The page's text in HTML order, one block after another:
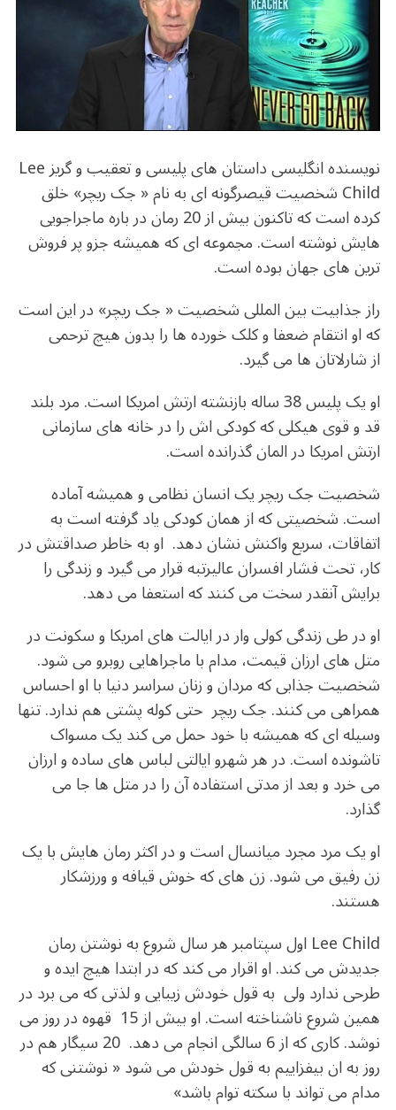
o
o m p
p
نویسنده انگلیسی داستان های پلیسی و تعقیب و گریز Lee
Child شخصیت قیصرگونه ای به نام « جک ریچر» خلق
کرده است که تاکنون بیش از 20 رمان در باره ماجراجویی
هایش نوشته است. مجموعه ای که همیشه جزو پر فروش
ترین های جهان بوده است.
راز جذابیت بین المللی شخصیت « جک ریچر» در این است
که او انتقام ضعفا و کلک خورده ها را بدون هیچ ترحمی
از شارلاتان ها می گیرد.
او یک پلیس 38 ساله بازنشته ارتش امریکا است. مرد بلند
قد و قوی هیکلی که کودکی اش را در خانه های سازمانی
ارتش امریکا در المان گذرانده است.
شخصیت جک ریچر یک انسان نظامی و همیشه آماده
است. شخصیتی که از همان کودکی یاد گرفته است به
اتفاقات، سریع واکنش نشان دهد. او به خاطر صداقتش در
کار، تحت فشار افسران عالیرتبه قرار می گیرد و زندگی را
برایش آنقدر سخت می کنند که استعفا می دهد.
او در طی زندگی کولی وار در ایالت های امریکا و سکونت در
متل های ارزان قیمت، مدام با ماجراهایی روبرو می شود.
شخصیت جذابی که مردان و زنان سراسر دنیا با او احساس
همراهی می کنند. جک ریچر حتی کوله پشتی هم ندارد. تنها
وسیله ای که همیشه با خود حمل می کند یک مسواک
تاشونده است. در هر شهرو ایالتی لباس های ساده و ارزان
می خرد و بعد از مدتی استفاده آن را در متل ها جا می
گذارد.
او یک مرد مجرد میانسال است و در اکثر رمان هایش با یک
زن رفیق می شود. زن های که خوش قیافه و ورزشکار
هستند.
Lee Child اول سپتامبر هر سال شروع به نوشتن رمان
جدیدش می کند. او اقرار می کند که در ابتدا هیچ ایده و
طرحی ندارد ولی به قول خودش زیبایی و لذتی که می برد در
همین شروع ناشناخته است. او بیش از 15 قهوه در روز می
نوشد. کاری که از 6 سالگی انجام می دهد. 20 سیگار هم در
روز به ان بیفزاییم به قول خودش می شود « نوشتنی که
مدام می تواند با سکته توام باشد»